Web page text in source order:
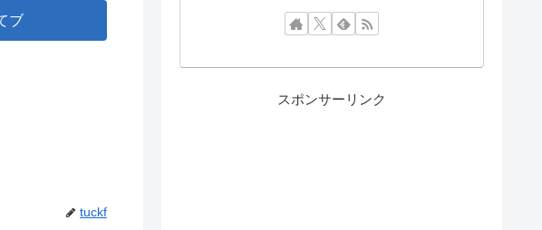
ブ
tuckf
スポンサーリンク